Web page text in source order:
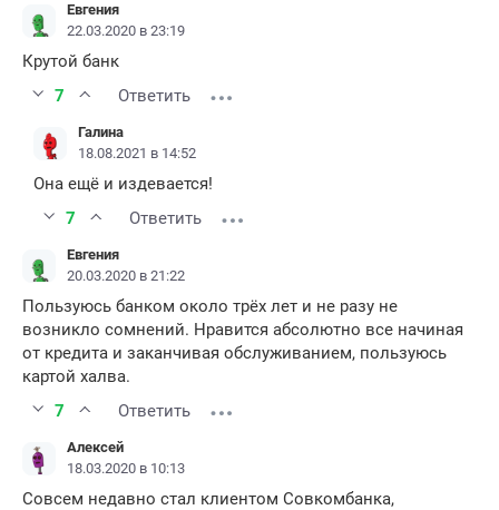
Евгения
22.03.2020 в 23:19
Крутой банк
7
Ответить
Галина
18.08.2021 в 14:52
Она ещё и издевается!
7
Ответить
Евгения
20.03.2020 в 21:22
Пользуюсь банком около трёх лет и не разу не
возникло сомнений. Нравится абсолютно все начиная
от кредита и заканчивая обслуживанием, пользуюсь
картой халва.
7
Ответить
Алексей
18.03.2020 в 10:13
Совсем недавно стал клиентом Совкомбанка,